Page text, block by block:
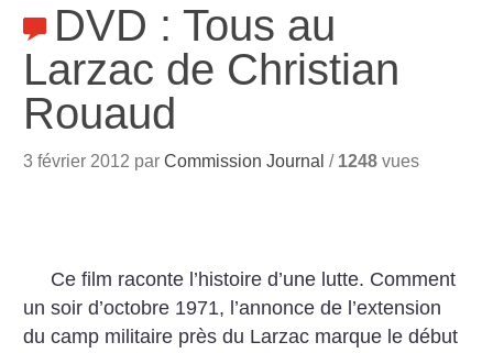
DVD : Tous au
Larzac de Christian
Rouaud
3 février 2012 parCommission Journal / 1248 vues
Ce film raconte l’histoire d’une lutte. Comment
un soir d’octobre 1971, l’annonce de l’extension
du camp militaire près du Larzac marque le début